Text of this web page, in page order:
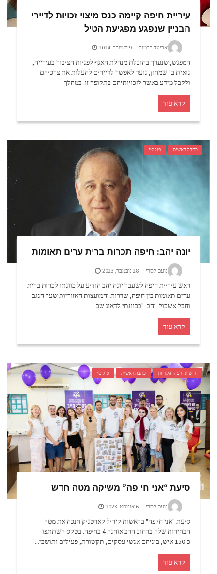
עיריית חיפה קיימה כנס מיצוי זכויות לדיירי
הבניין שנפגע מפגיעת הטיל
אביעד ברטוב 9 דצמבר, 2024
המפגש, שנערך בהובלת מנהלת האגף לפניות הציבור בעירייה,
נואית בן-שמחון, נועד לאפשר לדיירים להעלות את צרכיהם
ולקבל מידע באשר לזכויותיהם בתקופה זו. במהלך
קרא עוד
כתבה ראשית פוליטי
יונה יהב: חיפה תכרות ברית ערים תאומות
נועם לסרי 28 נובמבר, 2023
ראש עיריית חיפה לשעבר יונה יהב הודיע על כוונתו לכרות ברית
ערים תאומות בין חיפה, שדרות והמועצות האזוריות שער הנגב
וחבל אשכול. יהב: "בכוונתי לדאוג שכ
קרא עוד
חדשות חיפה והקריות כתבה ראשית פוליטי
סיעת “אני חי פה” משיקה מטה חדש
נועם לסרי 6 אוגוסט, 2023
סיעת "אני חי פה" בראשות קיריל קארטניק חנכה את מטה
הבחירות שלה ברחוב הרב אוחנה 4 בחיפה. בטקס השתתפו
כ-150 איש, ביניהם אנשי עסקים, תקשורת, פעילים ותושבי...
קרא עוד